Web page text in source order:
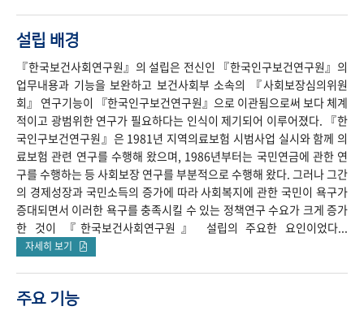
설립 배경
『한국보건사회연구원』의 설립은 전신인 『한국인구보건연구원』의
업무내용과 기능을 보완하고 보건사회부 소속의 『사회보장심의위원
회』 연구기능이 『한국인구보건연구원』으로 이관됨으로써 보다 체계
적이고 광범위한 연구가 필요하다는 인식이 제기되어 이루어졌다. 『한
국인구보건연구원』은 1981년 지역의료보험 시범사업 실시와 함께 의
료보험 관련 연구를 수행해 왔으며, 1986년부터는 국민연금에 관한 연
구를 수행하는 등 사회보장 연구를 부분적으로 수행해 왔다. 그러나 그간
의 경제성장과 국민소득의 증가에 따라 사회복지에 관한 국민이 욕구가
증대되면서 이러한 욕구를 충족시킬 수 있는 정책연구 수요가 크게 증가
한 것이 『한국보건사회연구원』 설립의 주요한 요인이었다...
자세히 보기
주요 기능